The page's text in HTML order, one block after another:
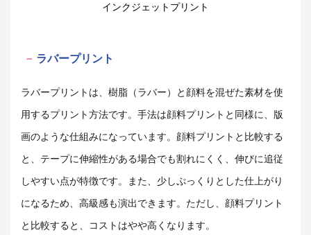
インクジェットプリント
ラバープリント
ラバープリントは、樹脂（ラバー）と顔料を混ぜた素材を使
用するプリント方法です。手法は顔料プリントと同様に、版
画のような仕組みになっています。顔料プリントと比較する
と、テープに伸縮性がある場合でも割れにくく、伸びに追従
しやすい点が特徴です。また、少しぷっくりとした仕上がり
になるため、高級感も演出できます。ただし、顔料プリント
と比較すると、コストはやや高くなります。